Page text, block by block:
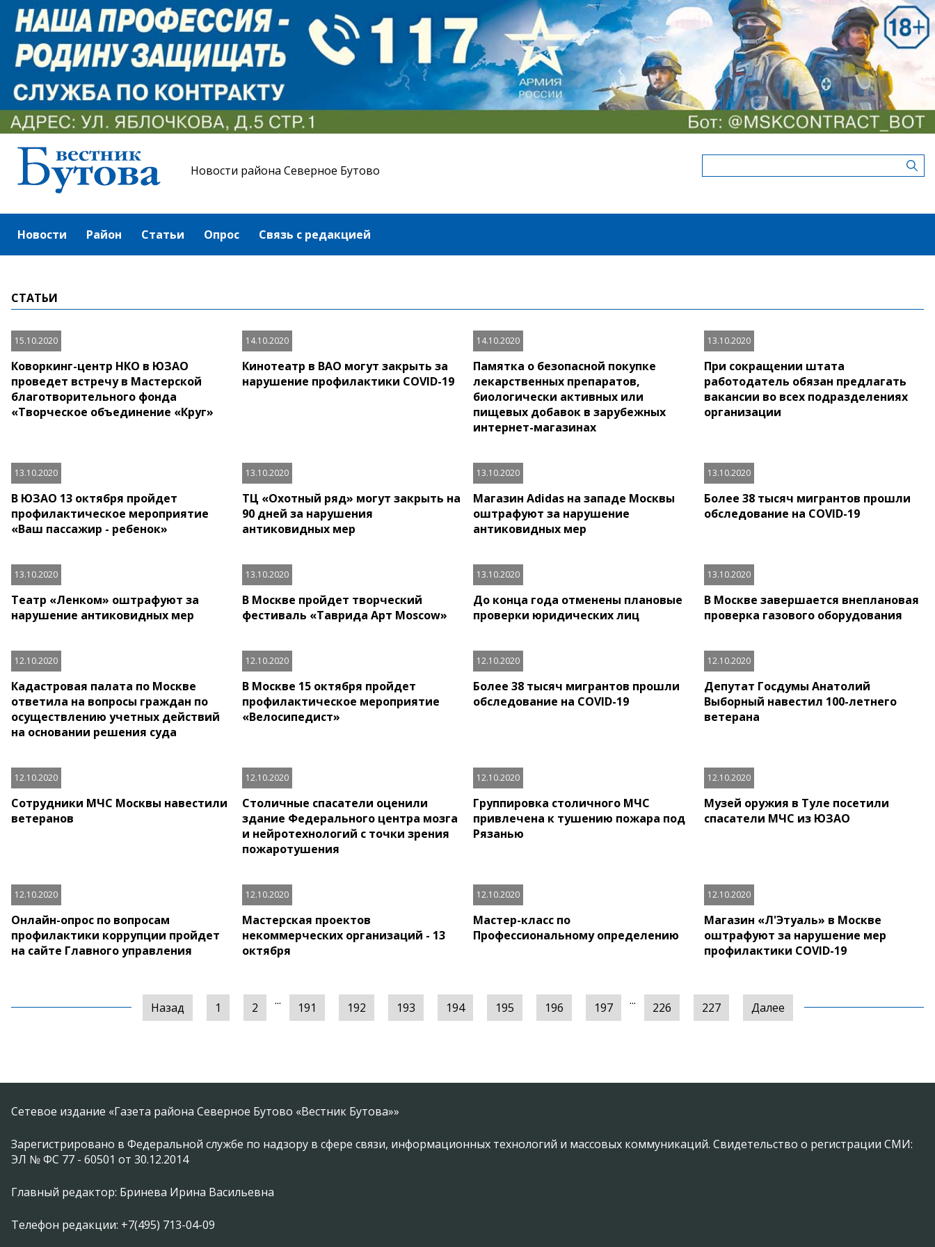
Новости района Северное Бутово
Новости Район Статьи Опрос Связь с редакцией
СТАТЬИ
15.10.2020
Коворкинг-центр НКО в ЮЗАО
проведет встречу в Мастерской
благотворительного фонда
«Творческое объединение «Круг»
14.10.2020
Кинотеатр в ВАО могут закрыть за
нарушение профилактики COVID-19
14.10.2020
Памятка о безопасной покупке
лекарственных препаратов,
биологически активных или
пищевых добавок в зарубежных
интернет-магазинах
13.10.2020
При сокращении штата
работодатель обязан предлагать
вакансии во всех подразделениях
организации
13.10.2020
В ЮЗАО 13 октября пройдет
профилактическое мероприятие
«Ваш пассажир - ребенок»
13.10.2020
ТЦ «Охотный ряд» могут закрыть на
90 дней за нарушения
антиковидных мер
13.10.2020
Магазин Adidas на западе Москвы
оштрафуют за нарушение
антиковидных мер
13.10.2020
Более 38 тысяч мигрантов прошли
обследование на COVID-19
13.10.2020
Театр «Ленком» оштрафуют за
нарушение антиковидных мер
13.10.2020
В Москве пройдет творческий
фестиваль «Таврида Арт Moscow»
13.10.2020
До конца года отменены плановые
проверки юридических лиц
13.10.2020
В Москве завершается внеплановая
проверка газового оборудования
12.10.2020
Кадастровая палата по Москве
ответила на вопросы граждан по
осуществлению учетных действий
на основании решения суда
12.10.2020
В Москве 15 октября пройдет
профилактическое мероприятие
«Велосипедист»
12.10.2020
Более 38 тысяч мигрантов прошли
обследование на COVID-19
12.10.2020
Депутат Госдумы Анатолий
Выборный навестил 100-летнего
ветерана
12.10.2020
Сотрудники МЧС Москвы навестили
ветеранов
12.10.2020
Столичные спасатели оценили
здание Федерального центра мозга
и нейротехнологий с точки зрения
пожаротушения
12.10.2020
Группировка столичного МЧС
привлечена к тушению пожара под
Рязанью
12.10.2020
Музей оружия в Туле посетили
спасатели МЧС из ЮЗАО
12.10.2020
Онлайн-опрос по вопросам
профилактики коррупции пройдет
на сайте Главного управления
12.10.2020
Мастерская проектов
некоммерческих организаций - 13
октября
12.10.2020
Мастер-класс по
Профессиональному определению
12.10.2020
Магазин «Л'Этуаль» в Москве
оштрафуют за нарушение мер
профилактики COVID-19
Назад 1 2 ... 191 192 193 194 195 196 197 ... 226 227 Далее
Сетевое издание «Газета района Северное Бутово «Вестник Бутова»»
Зарегистрировано в Федеральной службе по надзору в сфере связи, информационных технологий и массовых коммуникаций. Свидетельство о регистрации СМИ:
ЭЛ № ФС 77 - 60501 от 30.12.2014
Главный редактор: Бринева Ирина Васильевна
Телефон редакции: +7(495) 713-04-09